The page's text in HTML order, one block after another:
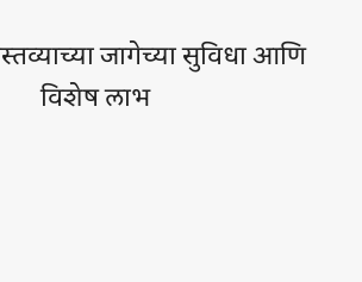
जागेच्या सुविधा आणि
विशेष लाभ